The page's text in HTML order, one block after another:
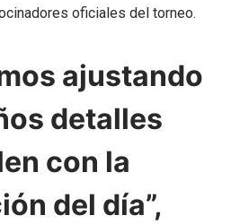
oficiales del torneo.
ajustando
detalles
con la
del día”,